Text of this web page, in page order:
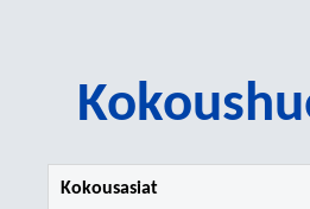
Kokousasiat